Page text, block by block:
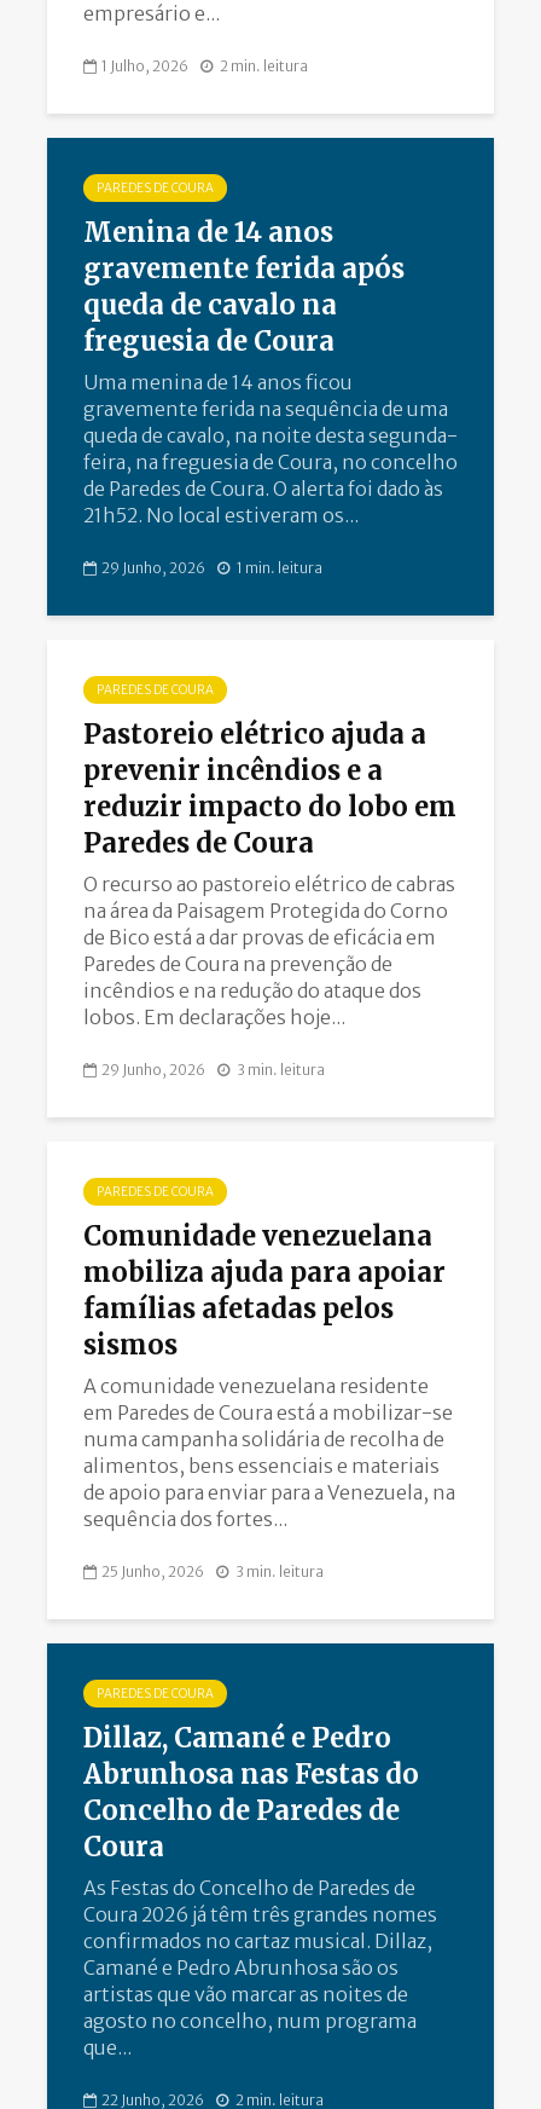
empresário e...
1 Julho, 2026 2 min. leitura
PAREDES DE COURA
Menina de 14 anos
gravemente ferida após
queda de cavalo na
freguesia de Coura
Uma menina de 14 anos ficou
gravemente ferida na sequência de uma
queda de cavalo, na noite desta segunda-
feira, na freguesia de Coura, no concelho
de Paredes de Coura. O alerta foi dado às
21h52. No local estiveram os...
29 Junho, 2026 1 min. leitura
PAREDES DE COURA
Pastoreio elétrico ajuda a
prevenir incêndios e a
reduzir impacto do lobo em
Paredes de Coura
O recurso ao pastoreio elétrico de cabras
na área da Paisagem Protegida do Corno
de Bico está a dar provas de eficácia em
Paredes de Coura na prevenção de
incêndios e na redução do ataque dos
lobos. Em declarações hoje...
29 Junho, 2026 3 min. leitura
PAREDES DE COURA
Comunidade venezuelana
mobiliza ajuda para apoiar
famílias afetadas pelos
sismos
A comunidade venezuelana residente
em Paredes de Coura está a mobilizar-se
numa campanha solidária de recolha de
alimentos, bens essenciais e materiais
de apoio para enviar para a Venezuela, na
sequência dos fortes...
25 Junho, 2026 3 min. leitura
PAREDES DE COURA
Dillaz, Camané e Pedro
Abrunhosa nas Festas do
Concelho de Paredes de
Coura
As Festas do Concelho de Paredes de
Coura 2026 já têm três grandes nomes
confirmados no cartaz musical. Dillaz,
Camané e Pedro Abrunhosa são os
artistas que vão marcar as noites de
agosto no concelho, num programa
que...
22 Junho, 2026 2 min. leitura